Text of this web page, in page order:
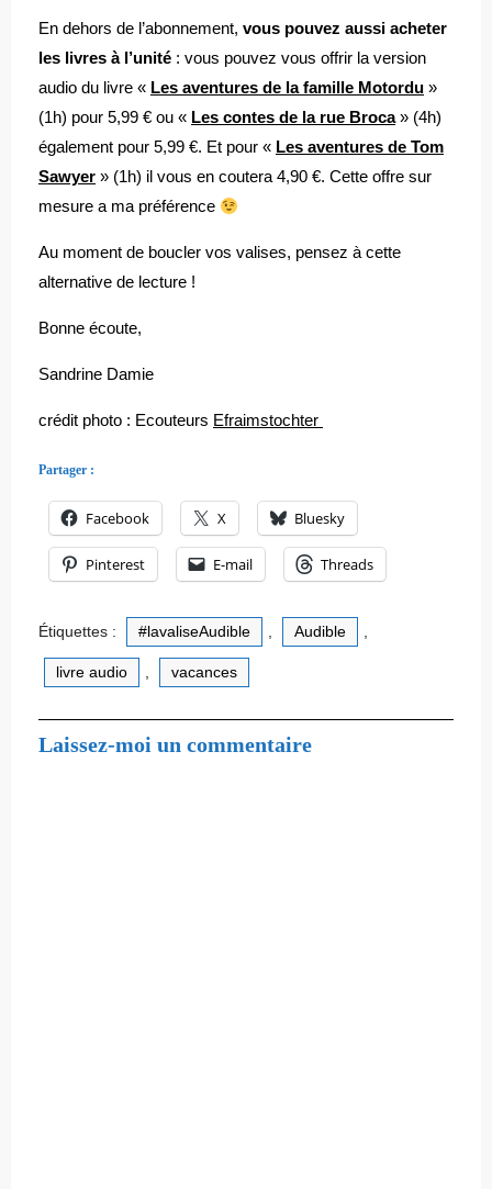
En dehors de l’abonnement, vous pouvez aussi acheter
les livres à l’unité : vous pouvez vous offrir la version
audio du livre « Les aventures de la famille Motordu »
(1h) pour 5,99 € ou « Les contes de la rue Broca» (4h)
également pour 5,99 €. Et pour « Les aventures de Tom
Sawyer » (1h) il vous en coutera 4,90 €. Cette offre sur
mesure a ma préférence
Au moment de boucler vos valises, pensez à cette
alternative de lecture !
Bonne écoute,
Sandrine Damie
crédit photo : Ecouteurs Efraimstochter
Partager :
Facebook X Bluesky
Pinterest E-mail Threads
Étiquettes : #lavaliseAudible Audible
livre audio vacances
Laissez-moi un commentaire